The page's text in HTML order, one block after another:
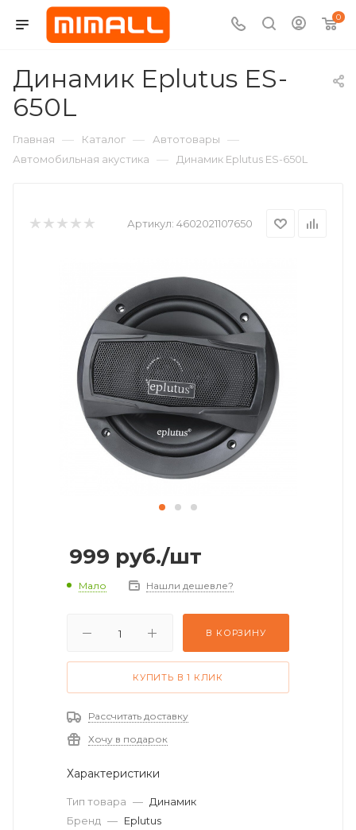
0
Динамик Eplutus ES-
650L
Главная — Каталог — Автотовары —
Автомобильная акустика — Динамик Eplutus ES-650L
Артикул: 4602021107650
999 руб./шт
Мало Нашли дешевле?
В КОРЗИНУ
КУПИТЬ В 1 КЛИК
Рассчитать доставку
Хочу в подарок
Характеристики
Тип товара — Динамик
Бренд — Eplutus